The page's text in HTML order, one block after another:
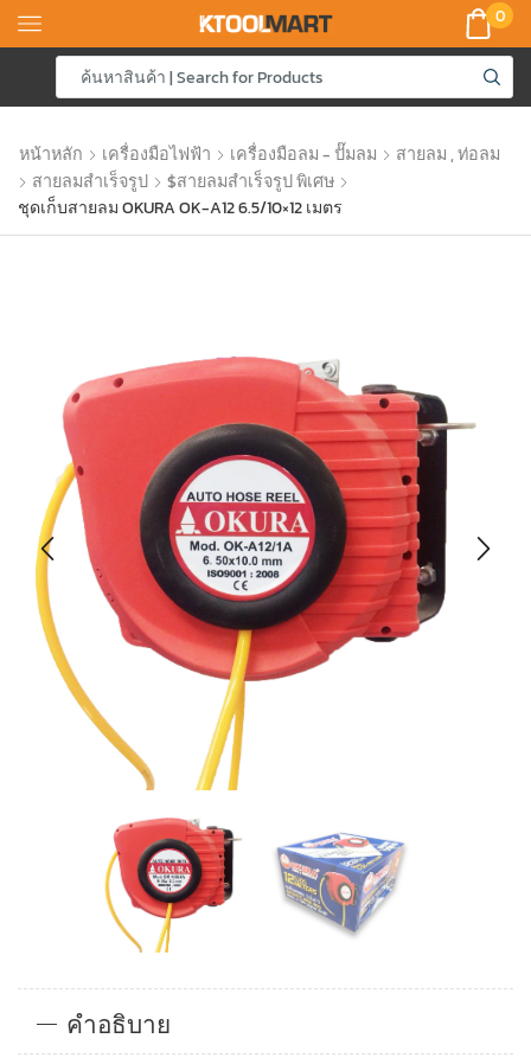
0
หน้าหลัก เครื่องมือไฟฟ้า เครื่องมือลม - ปั๊มลม
สายลม , ท่อลม
สายลมสำเร็จรูป
$สายลมสำเร็จรูป พิเศษ
ชุดเก็บสายลม OKURA OK-A12 6.5/10×12 เมตร
คำอธิบาย